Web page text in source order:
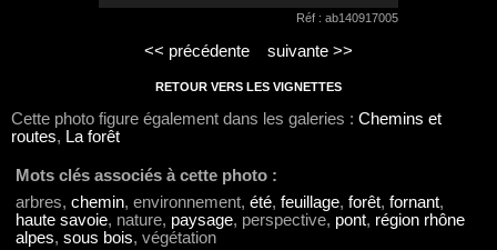
Réf : ab140917005
<< précédente suivante >>
RETOUR VERS LES VIGNETTES
Cette photo figure également dans les galeries : Chemins et
routes, La forêt
Mots clés associés à cette photo :
arbres, chemin, environnement, été, feuillage, forêt, fornant,
haute savoie, nature, paysage, perspective, pont, région rhône
alpes, sous bois, végétation